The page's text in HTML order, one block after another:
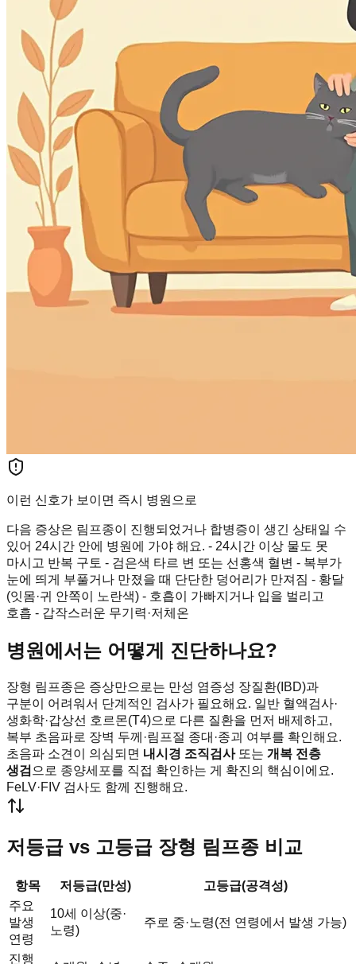
이런 신호가 보이면 즉시 병원으로
다음 증상은 림프종이 진행되었거나 합병증이 생긴 상태일 수
있어 24시간 안에 병원에 가야 해요. - 24시간 이상 물도 못
마시고 반복 구토 - 검은색 타르 변 또는 선홍색 혈변 - 복부가
눈에 띄게 부풀거나 만졌을 때 단단한 덩어리가 만져짐 - 황달
(잇몸·귀 안쪽이 노란색) - 호흡이 가빠지거나 입을 벌리고
호흡 - 갑작스러운 무기력·저체온
병원에서는 어떻게 진단하나요?
장형 림프종은 증상만으로는 만성 염증성 장질환(IBD)과
구분이 어려워서 단계적인 검사가 필요해요. 일반 혈액검사·
생화학·갑상선 호르몬(T4)으로 다른 질환을 먼저 배제하고,
복부 초음파로 장벽 두께·림프절 종대·종괴 여부를 확인해요.
초음파 소견이 의심되면 내시경 조직검사또는 개복 전층
생검 으로 종양세포를 직접 확인하는 게 확진의 핵심이에요.
FeLV·FIV 검사도 함께 진행해요.
저등급 vs 고등급 장형 림프종 비교
항목 저등급(만성)
고등급(공격성)
주요
발생
연령
10세 이상(중·
노령)
주로 중·노령(전 연령에서 발생 가능)
진행